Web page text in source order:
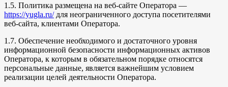
1.5. Политика размещена на веб-сайте Оператора —
https://yugla.ru/для неограниченного доступа посетителями
веб-сайта, клиентами Оператора.
1.7. Обеспечение необходимого и достаточного уровня
информационной безопасности информационных активов
Оператора, к которым в обязательном порядке относятся
персональные данные, является важнейшим условием
реализации целей деятельности Оператора.